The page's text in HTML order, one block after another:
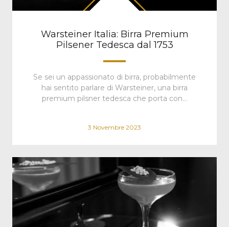
Warsteiner Italia: Birra Premium
Pilsener Tedesca dal 1753
Se sei un appassionato di birra, probabilmente
hai sentito parlare di Warsteiner, una birra
premium pilsner tedesca che porta con…
3 Novembre 2023